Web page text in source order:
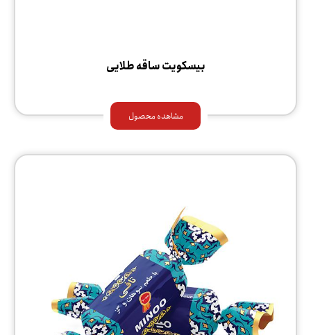
بیسکویت ساقه طلایی
مشاهده محصول